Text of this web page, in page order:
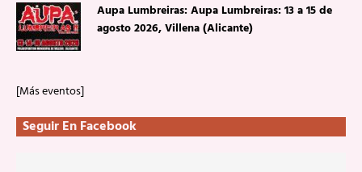
Aupa Lumbreiras: Aupa Lumbreiras: 13 a 15 de
agosto 2026, Villena (Alicante)
[Más eventos]
Seguir En Facebook